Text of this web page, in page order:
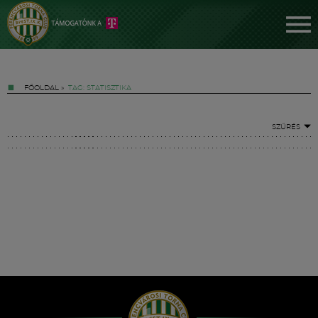
FŐOLDAL » TAG: STATISZTIKA
SZŰRÉS
Hírek